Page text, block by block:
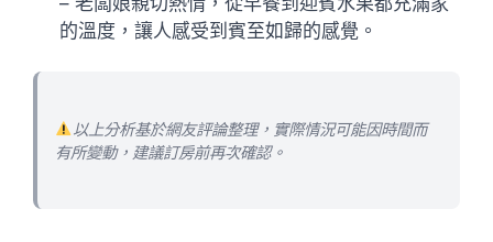
的溫度，讓人感受到賓至如歸的感覺。
以上分析基於網友評論整理，實際情況可能因時間而
有所變動，建議訂房前再次確認。